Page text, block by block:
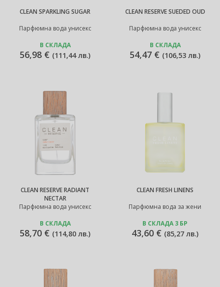
CLEAN SPARKLING SUGAR
Парфюмна вода унисекс
В СКЛАДА
56,98 € (111,44 лв.)
CLEAN RESERVE SUEDED OUD
Парфюмна вода унисекс
В СКЛАДА
54,47 € (106,53 лв.)
CLEAN RESERVE RADIANT
NECTAR
Парфюмна вода унисекс
В СКЛАДА
58,70 € (114,80 лв.)
CLEAN FRESH LINENS
Парфюмна вода за жени
В СКЛАДА 3 БР
43,60 € (85,27 лв.)